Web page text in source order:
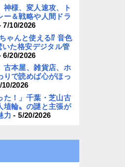
神様、変人速攻、ト
＆戦略や人間ドラ
7/10/2026
ゃんと使える⁉︎ 音色
た格安デジタル管
6/20/2026
古本屋、雑貨店、ホ
で読めば心がほっ
10/2026
た！」千葉・芝山古
埴輪〟の謎と主張が
力 - 5/20/2026